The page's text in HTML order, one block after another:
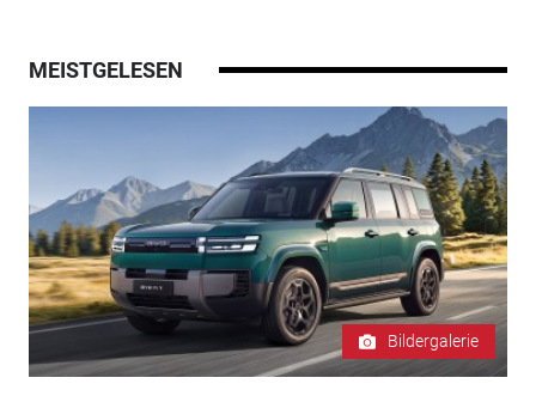
MEISTGELESEN
Bildergalerie